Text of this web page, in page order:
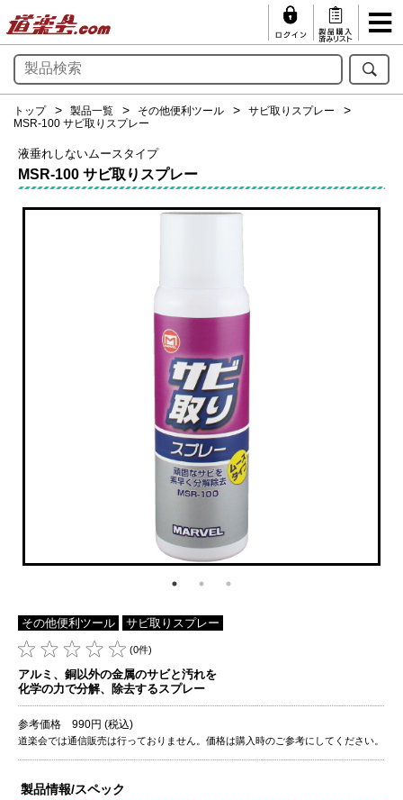
トップ 製品一覧 その他便利ツール
サビ取りスプレー
MSR-100 サビ取りスプレー
液垂れしないムースタイプ
MSR-100 サビ取りスプレー
その他便利ツール サビ取りスプレー
(0件)
アルミ、銅以外の金属のサビと汚れを
化学の力で分解、除去するスプレー
参考価格 990円 (税込)
道楽会では通信販売は行っておりません。価格は購入時のご参考にしてください。
製品情報/スペック